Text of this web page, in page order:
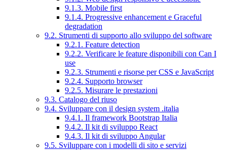
9.1.3. Mobile first
9.1.4. Progressive enhancement e Graceful
degradation
9.2. Strumenti di supporto allo sviluppo del software
9.2.1. Feature detection
9.2.2. Verificare le feature disponibili con Can I
use
9.2.3. Strumenti e risorse per CSS e JavaScript
9.2.4. Supporto browser
9.2.5. Misurare le prestazioni
9.3. Catalogo del riuso
9.4. Sviluppare con il design system .italia
9.4.1. Il framework Bootstrap Italia
9.4.2. Il kit di sviluppo React
9.4.3. Il kit di sviluppo Angular
9.5. Sviluppare con i modelli di sito e servizi